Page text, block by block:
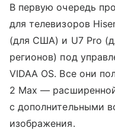
В первую очередь
для телевизоров
(для США) и U7 Pro
регионов) под
VIDAA OS. Все они
2 Max —
с дополнительными
изображения.